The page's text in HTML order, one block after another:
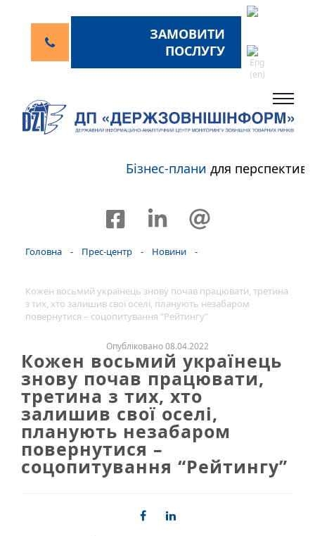
ЗАМОВИТИ
ПОСЛУГУ
Бізнес-планидля
Головна - Прес-центр - Новини -
Кожен восьмий українець знову почав працювати, третина
з тих, хто залишив свої оселі, планують незабаром
повернутися – соцопитування “Рейтингу”
Опубліковано 08.04.2022
Кожен восьмий українець
знову почав працювати,
третина з тих, хто
залишив свої оселі,
планують незабаром
повернутися –
соцопитування “Рейтингу”